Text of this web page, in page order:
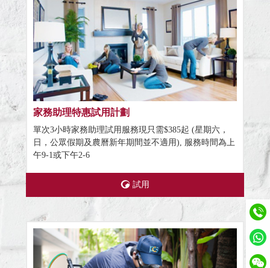
家務助理特惠試用計劃
單次3小時家務助理試用服務現只需$385起 (星期六，
日，公眾假期及農曆新年期間並不適用), 服務時間為上
午9-1或下午2-6
試用